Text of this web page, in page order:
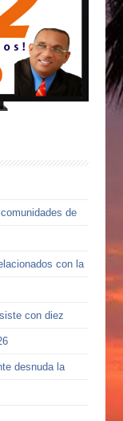
de
con la
con diez
desnuda la